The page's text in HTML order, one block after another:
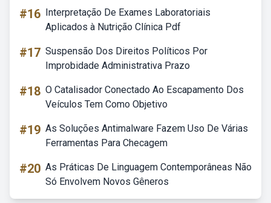
#16 Interpretação De Exames Laboratoriais
Aplicados à Nutrição Clínica Pdf
#17 Suspensão Dos Direitos Políticos Por
Improbidade Administrativa Prazo
#18 O Catalisador Conectado Ao Escapamento Dos
Veículos Tem Como Objetivo
#19 As Soluções Antimalware Fazem Uso De Várias
Ferramentas Para Checagem
#20 As Práticas De Linguagem Contemporâneas Não
Só Envolvem Novos Gêneros